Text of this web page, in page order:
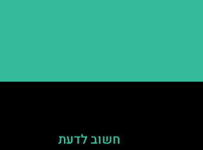
חשוב לדעת